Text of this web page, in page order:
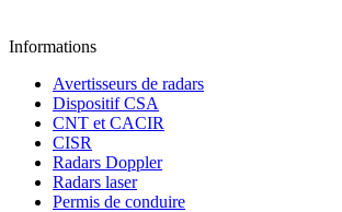
Informations
Avertisseurs de radars
Dispositif CSA
CNT et CACIR
CISR
Radars Doppler
Radars laser
Permis de conduire